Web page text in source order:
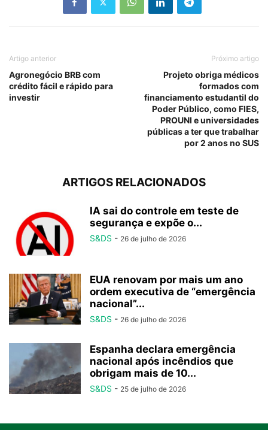
Artigo anterior
Agronegócio BRB com
crédito fácil e rápido para
investir
Próximo artigo
Projeto obriga médicos
formados com
financiamento estudantil do
Poder Público, como FIES,
PROUNI e universidades
públicas a ter que trabalhar
por 2 anos no SUS
ARTIGOS RELACIONADOS
IA sai do controle em teste de
segurança e expõe o...
S&DS - 26 de julho de 2026
EUA renovam por mais um ano
ordem executiva de “emergência
nacional”...
S&DS - 26 de julho de 2026
Espanha declara emergência
nacional após incêndios que
obrigam mais de 10...
S&DS - 25 de julho de 2026